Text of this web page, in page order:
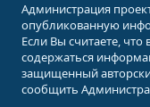
Администрация
опубликованную
Если Вы считаете,
содержаться
защищенный
сообщить